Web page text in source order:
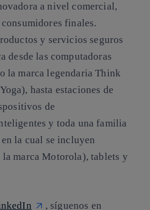
a nivel comercial,
finales.
y servicios seguros
desde las computadoras
la marca legendaria Think
hasta estaciones de
de
y toda una familia
la cual se incluyen
marca Motorola), tablets y
, síguenos en